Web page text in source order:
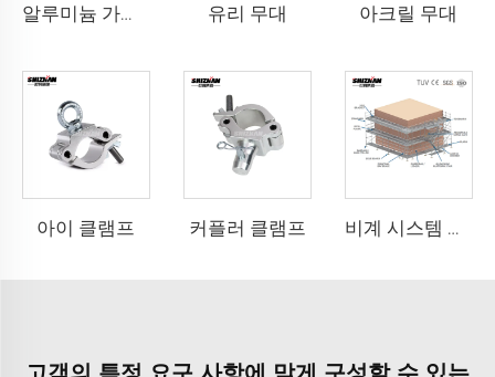
알루미늄 가림막 모서리 유리 무대 아크릴 무대
아이 클램프 커플러 클램프 비계 시스템 프로젝트 사례 설계